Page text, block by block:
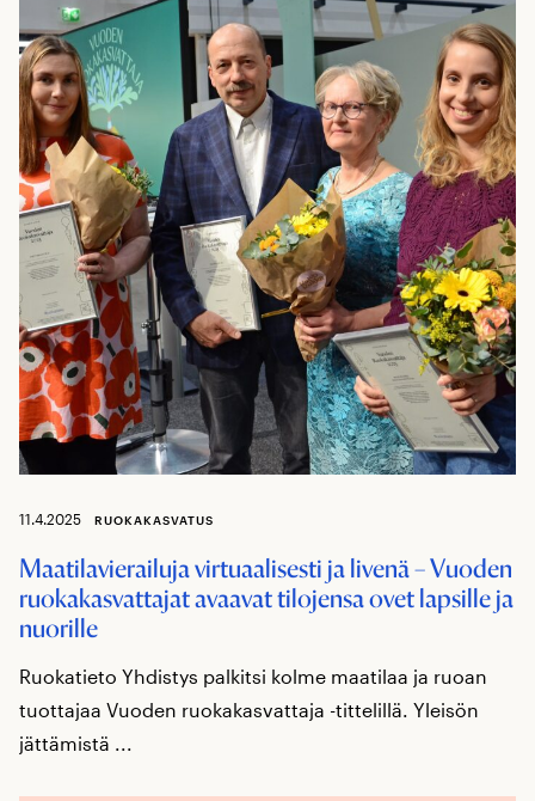
11.4.2025 RUOKAKASVATUS
Maatilavierailuja virtuaalisesti ja livenä – Vuoden
ruokakasvattajat avaavat tilojensa ovet lapsille ja
nuorille
Ruokatieto Yhdistys palkitsi kolme maatilaa ja ruoan
tuottajaa Vuoden ruokakasvattaja -tittelillä. Yleisön
jättämistä ...